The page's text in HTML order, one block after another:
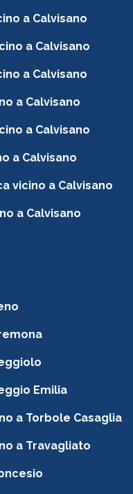
a Calvisano
a Calvisano
a Calvisano
a Calvisano
a Calvisano
a Calvisano
vicino a Calvisano
a Calvisano
Emilia
a Torbole Casaglia
a Travagliato